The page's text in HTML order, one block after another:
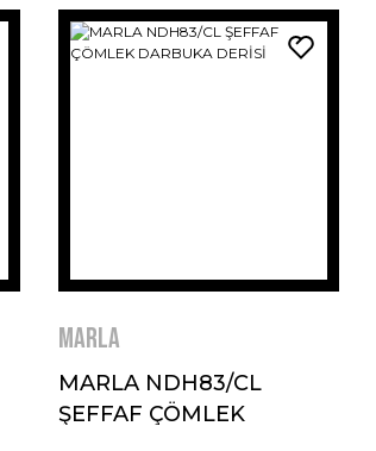
MARLA
MARLA NDH83/CL
ŞEFFAF ÇÖMLEK